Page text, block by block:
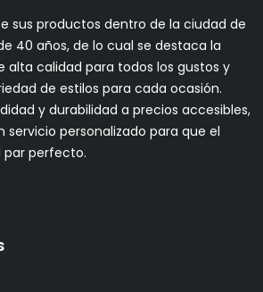
sus productos dentro de la ciudad de
40 años, de lo cual se destaca la
alta calidad para todos los gustos y
de estilos para cada ocasión.
y durabilidad a precios accesibles,
personalizado para que el
perfecto.